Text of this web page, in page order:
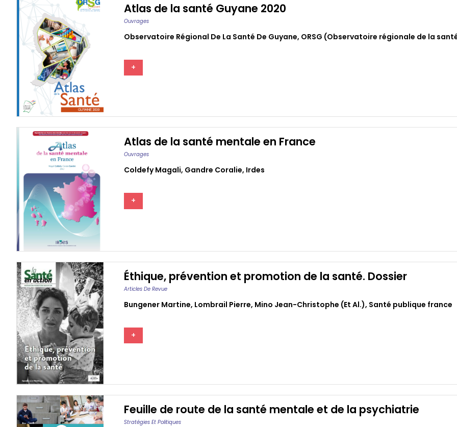
Atlas de la santé Guyane 2020
Ouvrages
Observatoire Régional De La Santé De Guyane, ORSG (Observatoire régionale de la
+
Atlas de la santé mentale en France
Ouvrages
Coldefy Magali, Gandre Coralie, Irdes
+
Éthique, prévention et promotion de la santé. Dossier
Articles De Revue
Bungener Martine, Lombrail Pierre, Mino Jean-Christophe (et Al.), Santé publique france
+
Feuille de route de la santé mentale et de la psychiatrie
Stratégies Et Politiques